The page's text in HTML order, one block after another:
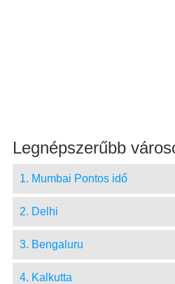
Legnépszerűbb
1. Mumbai Pontos idő
2. Delhi
3. Bengaluru
4. Kalkutta